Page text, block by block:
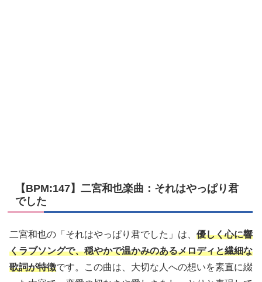
【BPM:147】二宮和也楽曲：それはやっぱり君
でした
二宮和也の「それはやっぱり君でした」は、 優しく心に響
くラブソングで、穏やかで温かみのあるメロディと繊細な
歌詞が特徴です。この曲は、大切な人への想いを素直に綴